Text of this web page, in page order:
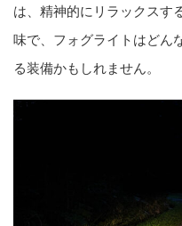
は、精神的にリラックスす
味で、フォグライトはどん
る装備かもしれません。